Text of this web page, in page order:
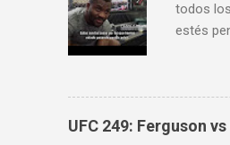
todos
estés
UFC 249: Ferguson